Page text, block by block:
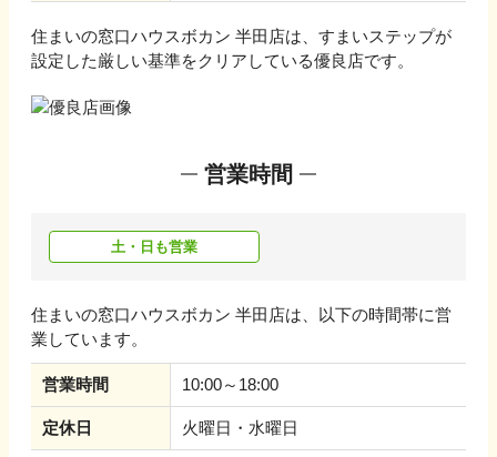
住まいの窓口ハウスボカン 半田店は、すまいステップが
設定した厳しい基準をクリアしている優良店です。
営業時間
土・日も営業
住まいの窓口ハウスボカン 半田店は、以下の時間帯に営
業しています。
営業時間 10:00～18:00
定休日 火曜日・水曜日